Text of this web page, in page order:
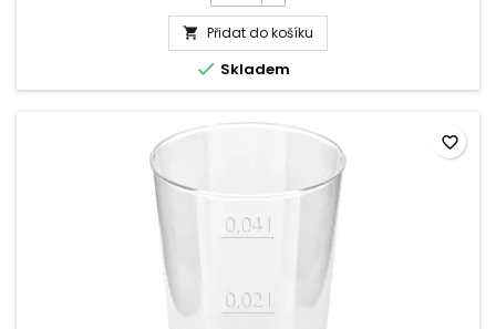
produktu
Kelímek
papírový
200ml
S
 Přidat do košíku
 Skladem
favorite_border